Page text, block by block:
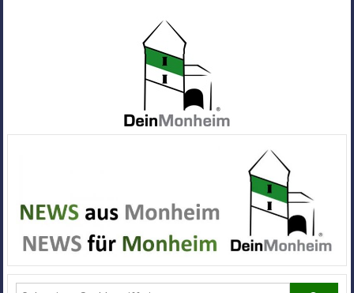
Alle
News
aus